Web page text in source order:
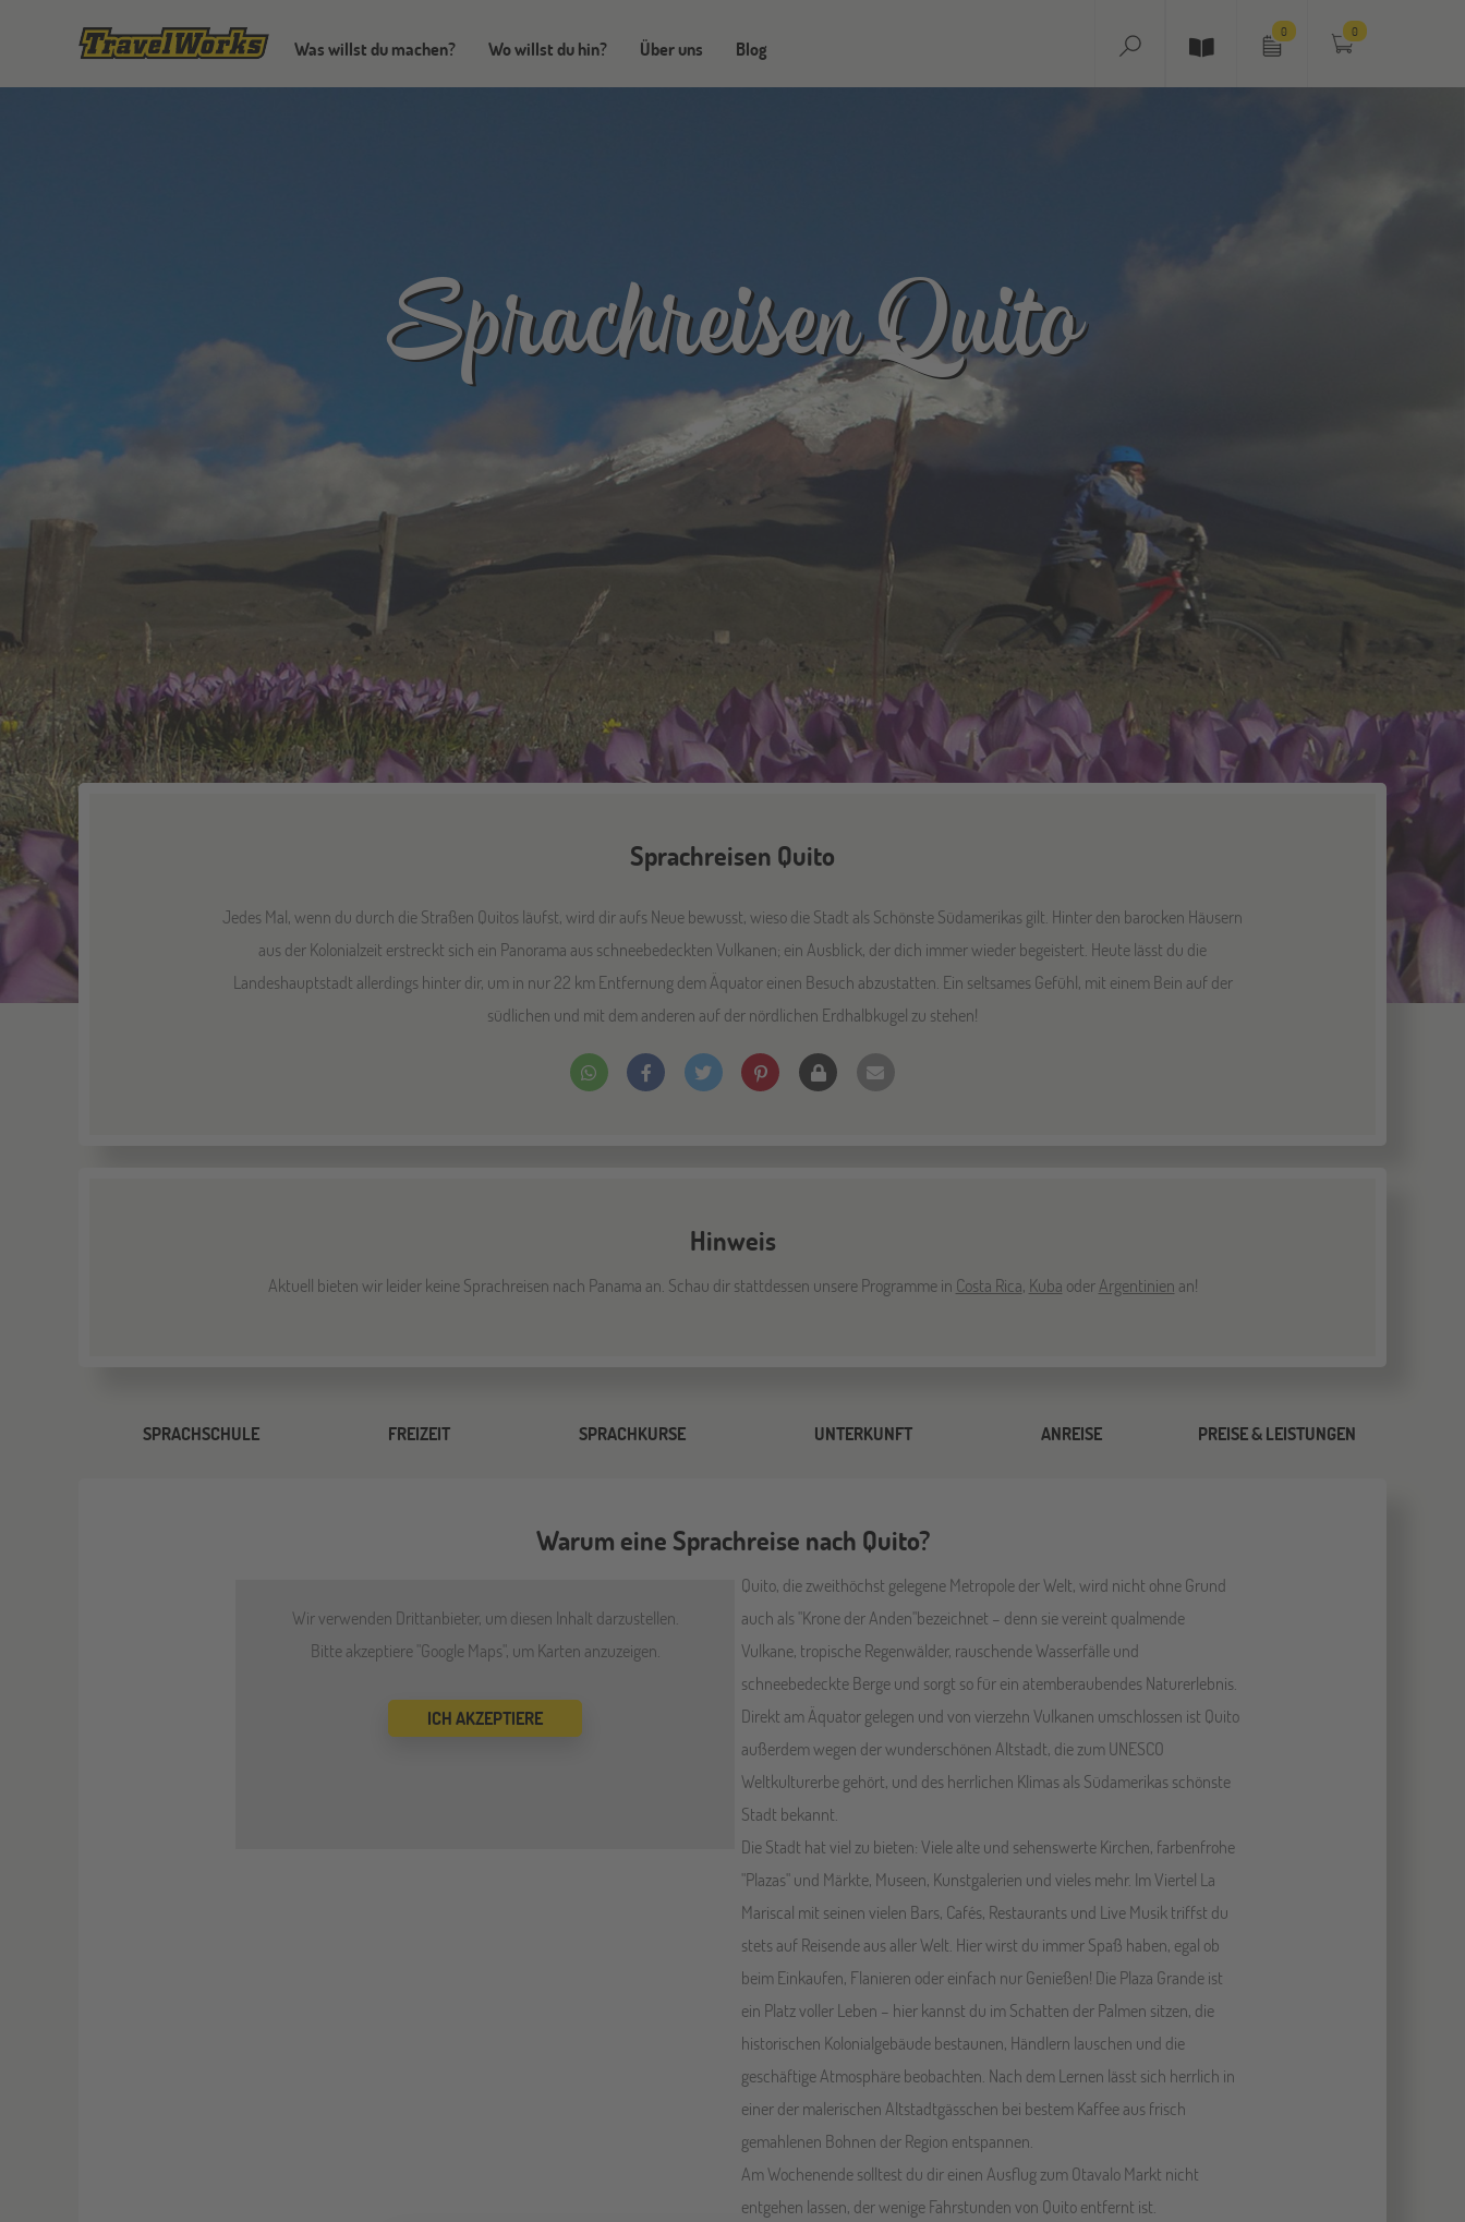
Was willst du machen? Wo willst du hin? Über uns Blog
0 0
Sprachreisen Quito
Sprachreisen Quito
Jedes Mal, wenn du durch die Straßen Quitos läufst, wird dir aufs Neue bewusst, wieso die Stadt als Schönste Südamerikas gilt. Hinter den barocken Häusern
aus der Kolonialzeit erstreckt sich ein Panorama aus schneebedeckten Vulkanen; ein Ausblick, der dich immer wieder begeistert. Heute lässt du die
Landeshauptstadt allerdings hinter dir, um in nur 22 km Entfernung dem Äquator einen Besuch abzustatten. Ein seltsames Gefühl, mit einem Bein auf der
südlichen und mit dem anderen auf der nördlichen Erdhalbkugel zu stehen!
Hinweis
Aktuell bieten wir leider keine Sprachreisen nach Panama an. Schau dir stattdessen unsere Programme in Costa Rica, Kuba oderArgentinien an!
SPRACHSCHULE FREIZEIT SPRACHKURSE UNTERKUNFT ANREISE PREISE & LEISTUNGEN
Warum eine Sprachreise nach Quito?
Wir verwenden Drittanbieter, um diesen Inhalt darzustellen.
Bitte akzeptiere "Google Maps", um Karten anzuzeigen.
ICH AKZEPTIERE
Quito, die zweithöchst gelegene Metropole der Welt, wird nicht ohne Grund
auch als "Krone der Anden"bezeichnet – denn sie vereint qualmende
Vulkane, tropische Regenwälder, rauschende Wasserfälle und
schneebedeckte Berge und sorgt so für ein atemberaubendes Naturerlebnis.
Direkt am Äquator gelegen und von vierzehn Vulkanen umschlossen ist Quito
außerdem wegen der wunderschönen Altstadt, die zum UNESCO
Weltkulturerbe gehört, und des herrlichen Klimas als Südamerikas schönste
Stadt bekannt.
Die Stadt hat viel zu bieten: Viele alte und sehenswerte Kirchen, farbenfrohe
"Plazas" und Märkte, Museen, Kunstgalerien und vieles mehr. Im Viertel La
Mariscal mit seinen vielen Bars, Cafés, Restaurants und Live Musik triffst du
stets auf Reisende aus aller Welt. Hier wirst du immer Spaß haben, egal ob
beim Einkaufen, Flanieren oder einfach nur Genießen! Die Plaza Grande ist
ein Platz voller Leben – hier kannst du im Schatten der Palmen sitzen, die
historischen Kolonialgebäude bestaunen, Händlern lauschen und die
geschäftige Atmosphäre beobachten. Nach dem Lernen lässt sich herrlich in
einer der malerischen Altstadtgässchen bei bestem Kaffee aus frisch
gemahlenen Bohnen der Region entspannen.
Am Wochenende solltest du dir einen Ausflug zum Otavalo Markt nicht
entgehen lassen, der wenige Fahrstunden von Quito entfernt ist.